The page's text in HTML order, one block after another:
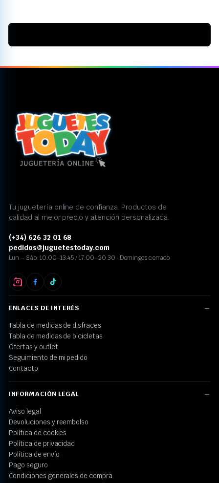
Tu juguetería online de confianza. Productos de
calidad al mejor precio y atención personalizada.
(+34) 626 32 01 68
pedidos@juguetestoday.com
Lun – Sáb: 10:00–13:45 / 17:00–20:30 · Domingos cerrado
ENLACES DE INTERÉS
Tabla de medidas de disfraces
Tabla de medidas de bicicletas
Ofertas y outlet
Seguimiento de mi pedido
Contacto
INFORMACIÓN LEGAL
Aviso legal
Devoluciones y reembolso
Política de cookies
Política de privacidad
Política de envío
Pago seguro
Condiciones generales de compra